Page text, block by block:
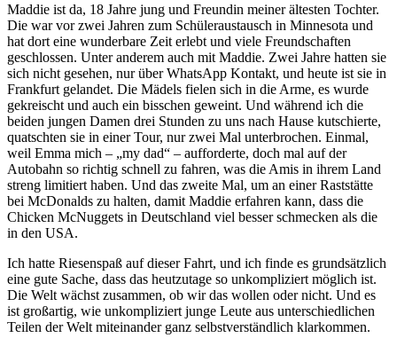
Maddie ist da, 18 Jahre jung und Freundin meiner ältesten Tochter.
Die war vor zwei Jahren zum Schüleraustausch in Minnesota und
hat dort eine wunderbare Zeit erlebt und viele Freundschaften
geschlossen. Unter anderem auch mit Maddie. Zwei Jahre hatten sie
sich nicht gesehen, nur über WhatsApp Kontakt, und heute ist sie in
Frankfurt gelandet. Die Mädels fielen sich in die Arme, es wurde
gekreischt und auch ein bisschen geweint. Und während ich die
beiden jungen Damen drei Stunden zu uns nach Hause kutschierte,
quatschten sie in einer Tour, nur zwei Mal unterbrochen. Einmal,
weil Emma mich – „my dad“ – aufforderte, doch mal auf der
Autobahn so richtig schnell zu fahren, was die Amis in ihrem Land
streng limitiert haben. Und das zweite Mal, um an einer Raststätte
bei McDonalds zu halten, damit Maddie erfahren kann, dass die
Chicken McNuggets in Deutschland viel besser schmecken als die
in den USA.
Ich hatte Riesenspaß auf dieser Fahrt, und ich finde es grundsätzlich
eine gute Sache, dass das heutzutage so unkompliziert möglich ist.
Die Welt wächst zusammen, ob wir das wollen oder nicht. Und es
ist großartig, wie unkompliziert junge Leute aus unterschiedlichen
Teilen der Welt miteinander ganz selbstverständlich klarkommen.